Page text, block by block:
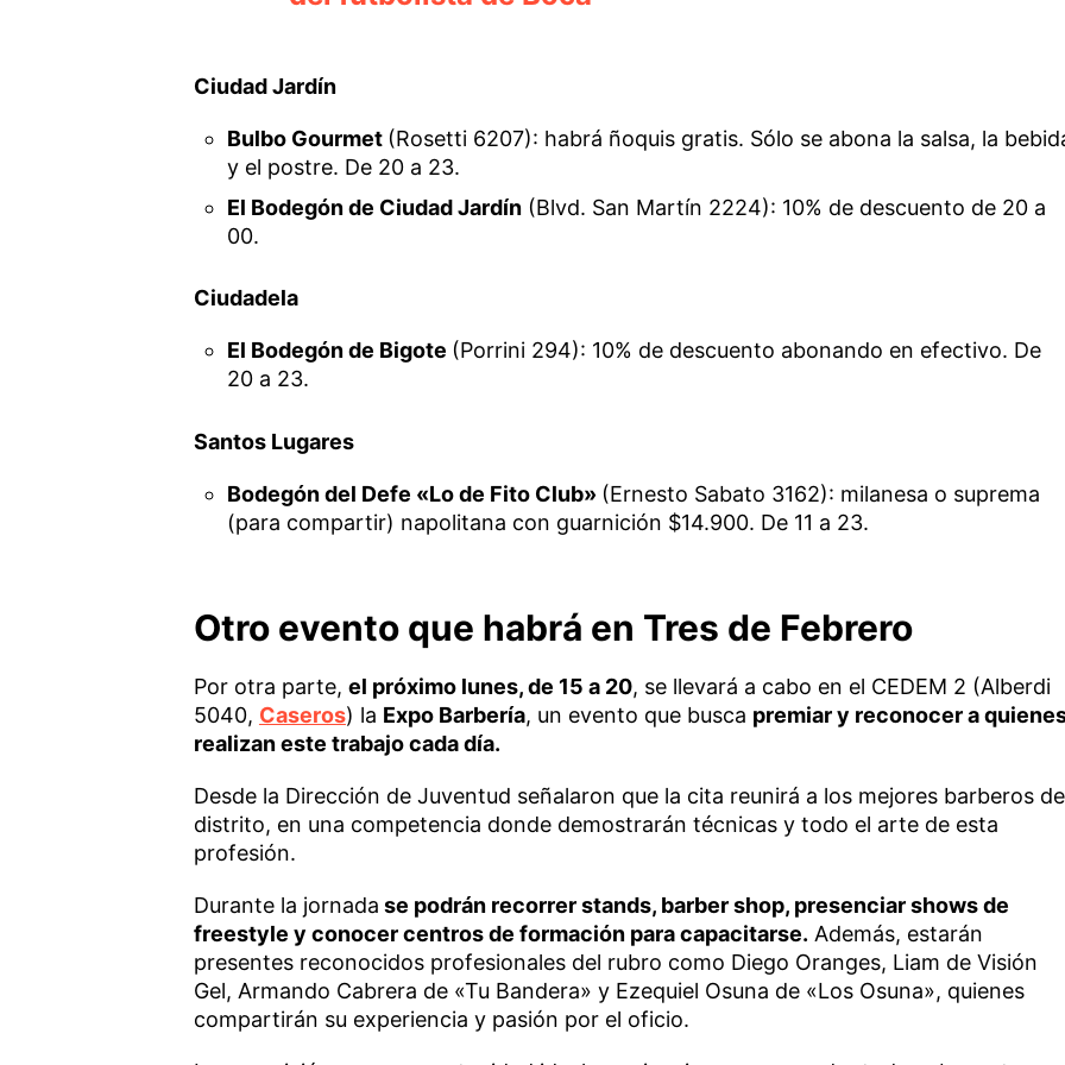
Ciudad Jardín
Bulbo Gourmet (Rosetti 6207): habrá ñoquis gratis. Sólo se abona la salsa, la
y el postre. De 20 a 23.
El Bodegón de Ciudad Jardín (Blvd. San Martín 2224): 10% de descuento de 20 a
00.
Ciudadela
El Bodegón de Bigote (Porrini 294): 10% de descuento abonando en efectivo. De
20 a 23.
Santos Lugares
Bodegón del Defe «Lo de Fito Club» (Ernesto Sabato 3162): milanesa o suprema
(para compartir) napolitana con guarnición $14.900. De 11 a 23.
Otro evento que habrá en Tres de Febrero
Por otra parte, el próximo lunes, de 15 a 20, se llevará a cabo en el CEDEM 2 (Alberdi
5040, Caseros) la Expo Barbería, un evento que busca premiar y reconocer a
realizan este trabajo cada día.
Desde la Dirección de Juventud señalaron que la cita reunirá a los mejores barberos
distrito, en una competencia donde demostrarán técnicas y todo el arte de esta
profesión.
Durante la jornada se podrán recorrer stands, barber shop, presenciar shows de
freestyle y conocer centros de formación para capacitarse. Además, estarán
presentes reconocidos profesionales del rubro como Diego Oranges, Liam de Visión
Gel, Armando Cabrera de «Tu Bandera» y Ezequiel Osuna de «Los Osuna», quienes
compartirán su experiencia y pasión por el oficio.